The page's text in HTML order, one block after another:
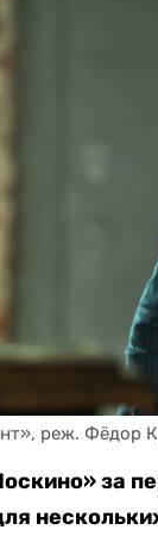
реж. Фёдор
за